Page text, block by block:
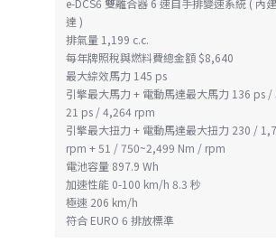
e-DCS6 雙離合器 6 速自手排變速系統 ( 內
達 )
排氣量 1,199 c.c.
每年牌照稅與燃料費總金額 $8,640
最大綜效馬力 145 ps
引擎最大馬力 + 電動馬達最大馬力 136 ps
21 ps / 4,264 rpm
引擎最大扭力 + 電動馬達最大扭力 230 /
rpm + 51 / 750~2,499 Nm / rpm
電池容量 897.9 Wh
加速性能 0-100 km/h 8.3 秒
極速 206 km/h
符合 EURO 6 排放標準